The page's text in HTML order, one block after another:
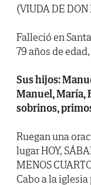
(VIUDA DE
Falleció en
79 años de
Sus hijos:
Manuel, María,
sobrinos,
Ruegan una
lugar HOY,
MENOS
Cabo a la